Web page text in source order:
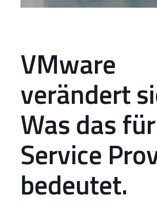
VMware
verändert
Was das für
Service
bedeutet.